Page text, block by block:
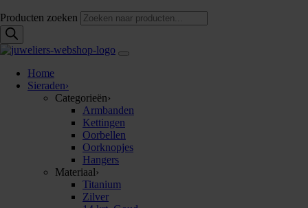
Producten zoeken
Home
Sieraden›
Categorieën›
Armbanden
Kettingen
Oorbellen
Oorknopjes
Hangers
Materiaal›
Titanium
Zilver